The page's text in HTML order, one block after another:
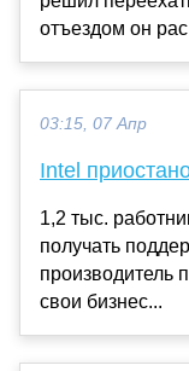
отъездом он
03:15, 07 Апр
Intel
1,2 тыс.
получать
производитель
свои бизнес...